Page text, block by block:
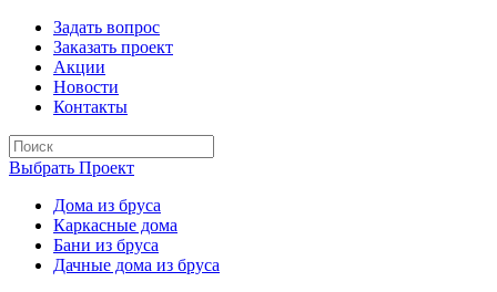
Задать вопрос
Заказать проект
Акции
Новости
Контакты
Выбрать Проект
Дома из бруса
Каркасные дома
Бани из бруса
Дачные дома из бруса